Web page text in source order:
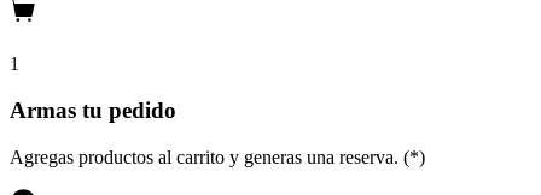
1
Armas tu pedido
Agregas productos al carrito y generas una reserva. (*)